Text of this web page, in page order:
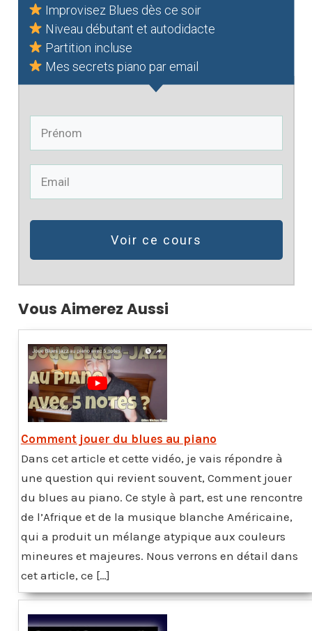
Improvisez Blues dès ce soir
Niveau débutant et autodidacte
Partition incluse
Mes secrets piano par email
Voir ce cours
Vous Aimerez Aussi
Comment jouer du blues au piano
Dans cet article et cette vidéo, je vais répondre à
une question qui revient souvent, Comment jouer
du blues au piano. Ce style à part, est une rencontre
de l’Afrique et de la musique blanche Américaine,
qui a produit un mélange atypique aux couleurs
mineures et majeures. Nous verrons en détail dans
cet article, ce […]